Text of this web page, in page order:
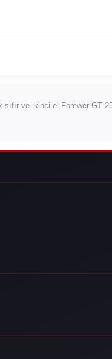
sıfır ve ikinci el Forewer GT